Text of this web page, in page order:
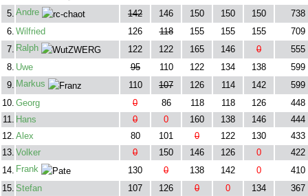
5. Andre 142 146 150 150 150
738
6. Wilfried 126 118 155 155 155
709
7. Ralph 122 122 165 146 0
555
8. Uwe 95 110 122 134 138
599
9. Markus 110 107 126 114 142
599
10. Georg 0 86 118 118 126
448
11. Hans 0 0 160 138 146
444
12. Alex 80 101 0 122 130
433
13. Volker 0 150 146 126 0
422
14. Frank 130 0 138 142 0
410
15. Stefan 107 126 0 0 134
367